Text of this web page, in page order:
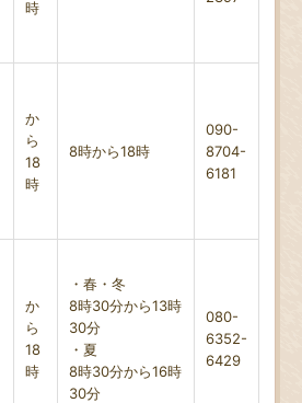
時
か
ら
18
時
8時から18時
090-
8704-
6181
か
ら
18
時
・春・冬
8時30分から13時
30分
・夏
8時30分から16時
30分
080-
6352-
6429